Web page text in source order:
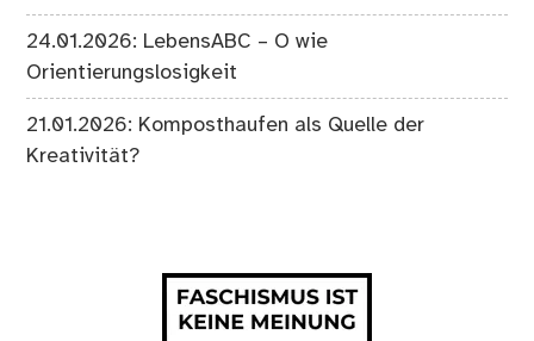
24.01.2026: LebensABC – O wie
Orientierungslosigkeit
21.01.2026: Komposthaufen als Quelle der
Kreativität?